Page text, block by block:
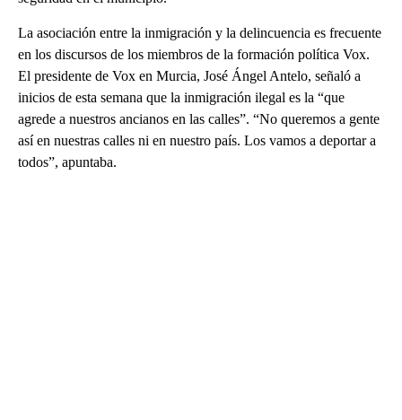
La asociación entre la inmigración y la delincuencia es frecuente
en los discursos de los miembros de la formación política Vox.
El presidente de Vox en Murcia, José Ángel Antelo, señaló a
inicios de esta semana que la inmigración ilegal es la “que
agrede a nuestros ancianos en las calles”. “No queremos a gente
así en nuestras calles ni en nuestro país. Los vamos a deportar a
todos”, apuntaba.